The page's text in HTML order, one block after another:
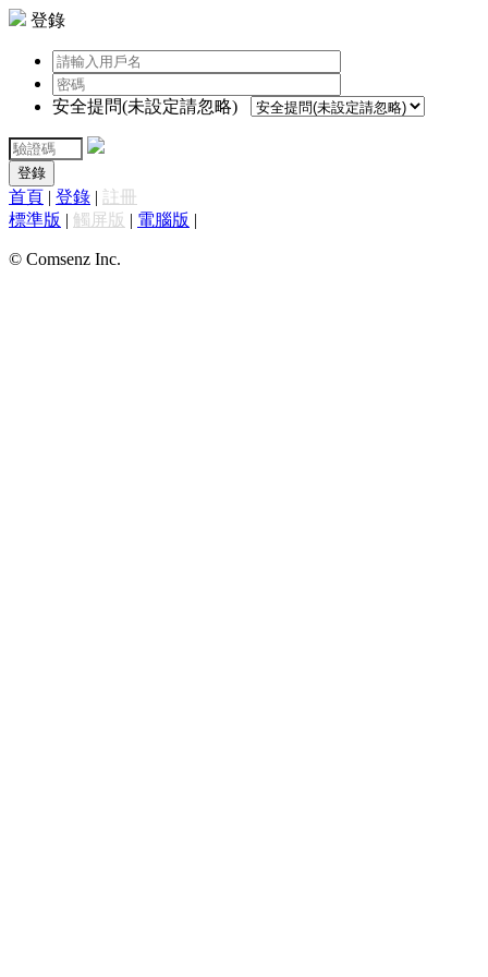
登錄
安全提問(未設定請忽略)
登錄
首頁 | 登錄 | 註冊
標準版 | 觸屏版 | 電腦版 |
© Comsenz Inc.